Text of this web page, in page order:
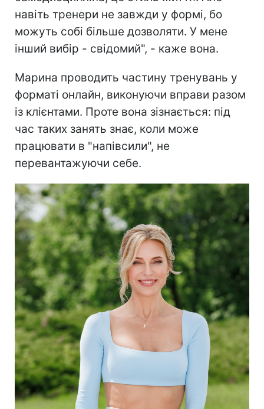
навіть тренери не завжди у формі, бо
можуть собі більше дозволяти. У мене
інший вибір - свідомий", - каже вона.
Марина проводить частину тренувань у
форматі онлайн, виконуючи вправи разом
із клієнтами. Проте вона зізнається: під
час таких занять знає, коли може
працювати в "напівсили", не
перевантажуючи себе.